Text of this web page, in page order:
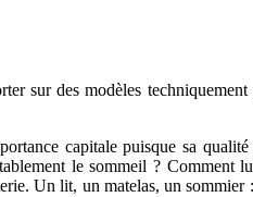
sur des modèles
capitale puisque sa
le sommeil ? Comment
Un lit, un matelas, un sommier